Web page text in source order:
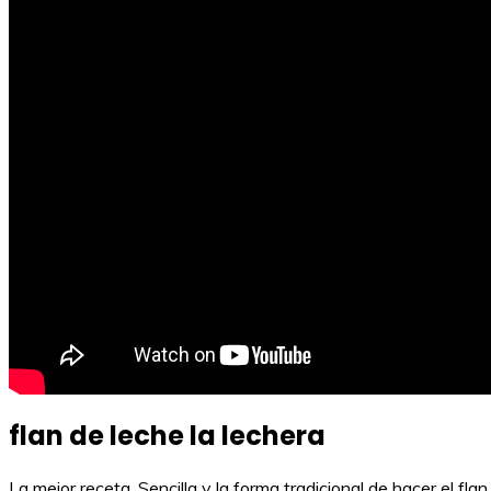
flan de leche la lechera